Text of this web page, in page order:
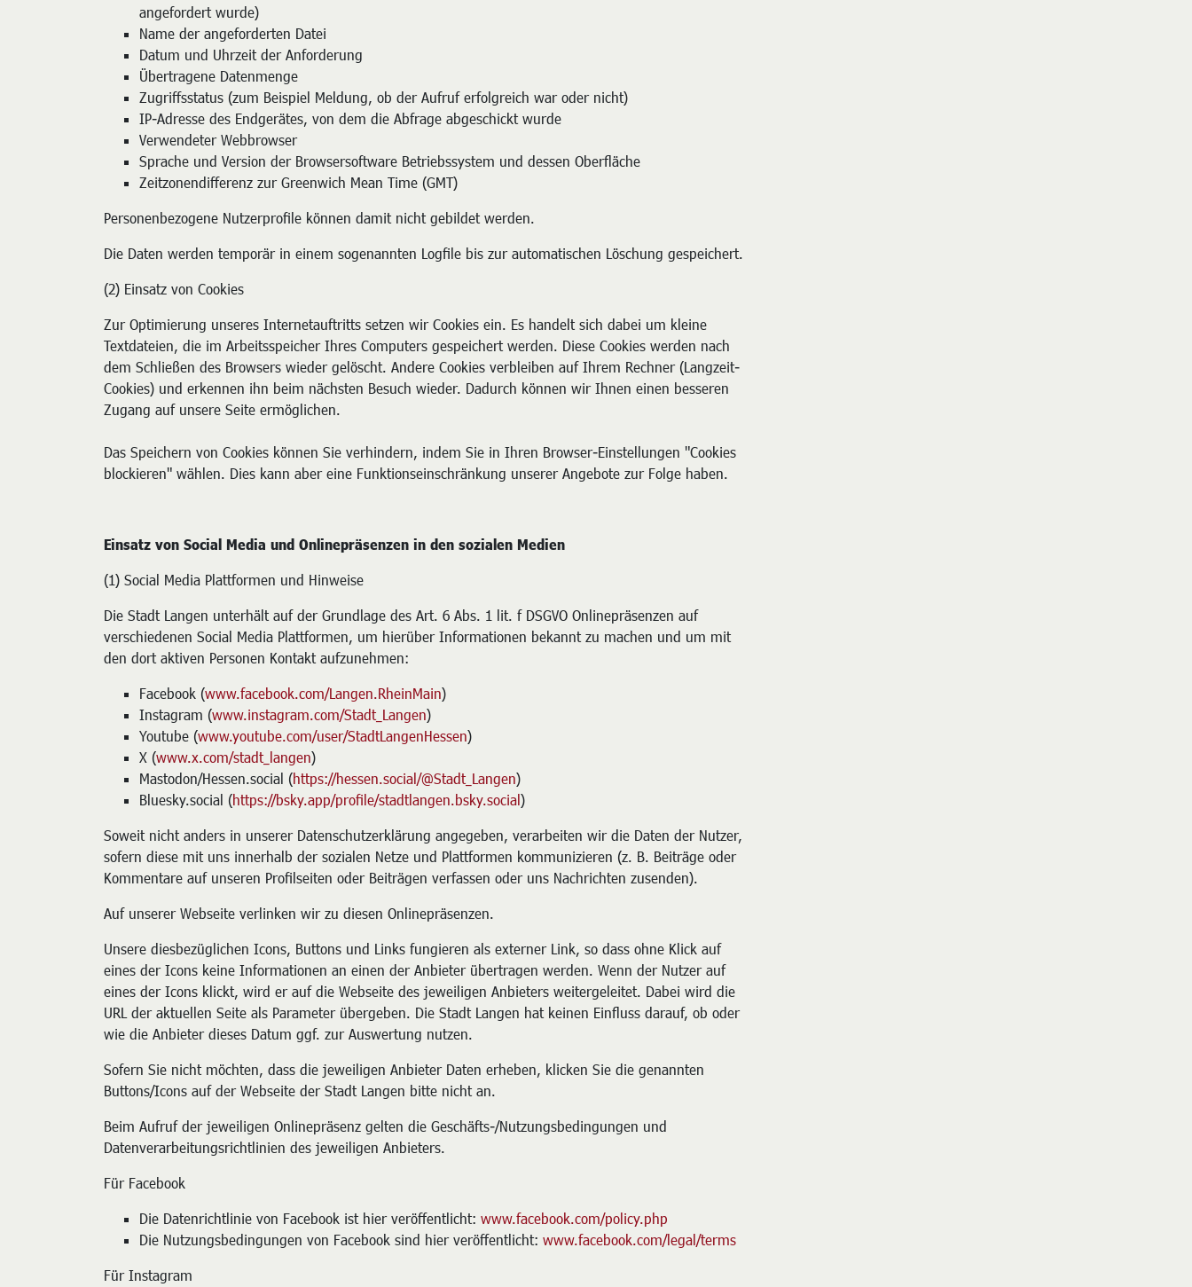
angefordert wurde)
Name der angeforderten Datei
Datum und Uhrzeit der Anforderung
Übertragene Datenmenge
Zugriffsstatus (zum Beispiel Meldung, ob der Aufruf erfolgreich war oder nicht)
IP-Adresse des Endgerätes, von dem die Abfrage abgeschickt wurde
Verwendeter Webbrowser
Sprache und Version der Browsersoftware Betriebssystem und dessen Oberfläche
Zeitzonendifferenz zur Greenwich Mean Time (GMT)
Personenbezogene Nutzerprofile können damit nicht gebildet werden.
Die Daten werden temporär in einem sogenannten Logfile bis zur automatischen Löschung gespeichert.
(2) Einsatz von Cookies
Zur Optimierung unseres Internetauftritts setzen wir Cookies ein. Es handelt sich dabei um kleine
Textdateien, die im Arbeitsspeicher Ihres Computers gespeichert werden. Diese Cookies werden nach
dem Schließen des Browsers wieder gelöscht. Andere Cookies verbleiben auf Ihrem Rechner (Langzeit-
Cookies) und erkennen ihn beim nächsten Besuch wieder. Dadurch können wir Ihnen einen besseren
Zugang auf unsere Seite ermöglichen.
Das Speichern von Cookies können Sie verhindern, indem Sie in Ihren Browser-Einstellungen "Cookies
blockieren" wählen. Dies kann aber eine Funktionseinschränkung unserer Angebote zur Folge haben.
Einsatz von Social Media und Onlinepräsenzen in den sozialen Medien
(1) Social Media Plattformen und Hinweise
Die Stadt Langen unterhält auf der Grundlage des Art. 6 Abs. 1 lit. f DSGVO Onlinepräsenzen auf
verschiedenen Social Media Plattformen, um hierüber Informationen bekannt zu machen und um mit
den dort aktiven Personen Kontakt aufzunehmen:
Facebook (www.facebook.com/Langen.RheinMain)
Instagram (www.instagram.com/Stadt_Langen)
Youtube (www.youtube.com/user/StadtLangenHessen)
X (www.x.com/stadt_langen)
Mastodon/Hessen.social (https://hessen.social/@Stadt_Langen)
Bluesky.social (https://bsky.app/profile/stadtlangen.bsky.social)
Soweit nicht anders in unserer Datenschutzerklärung angegeben, verarbeiten wir die Daten der Nutzer,
sofern diese mit uns innerhalb der sozialen Netze und Plattformen kommunizieren (z. B. Beiträge oder
Kommentare auf unseren Profilseiten oder Beiträgen verfassen oder uns Nachrichten zusenden).
Auf unserer Webseite verlinken wir zu diesen Onlinepräsenzen.
Unsere diesbezüglichen Icons, Buttons und Links fungieren als externer Link, so dass ohne Klick auf
eines der Icons keine Informationen an einen der Anbieter übertragen werden. Wenn der Nutzer auf
eines der Icons klickt, wird er auf die Webseite des jeweiligen Anbieters weitergeleitet. Dabei wird die
URL der aktuellen Seite als Parameter übergeben. Die Stadt Langen hat keinen Einfluss darauf, ob oder
wie die Anbieter dieses Datum ggf. zur Auswertung nutzen.
Sofern Sie nicht möchten, dass die jeweiligen Anbieter Daten erheben, klicken Sie die genannten
Buttons/Icons auf der Webseite der Stadt Langen bitte nicht an.
Beim Aufruf der jeweiligen Onlinepräsenz gelten die Geschäfts-/Nutzungsbedingungen und
Datenverarbeitungsrichtlinien des jeweiligen Anbieters.
Für Facebook
Die Datenrichtlinie von Facebook ist hier veröffentlicht: www.facebook.com/policy.php
Die Nutzungsbedingungen von Facebook sind hier veröffentlicht: www.facebook.com/legal/terms
Für Instagram